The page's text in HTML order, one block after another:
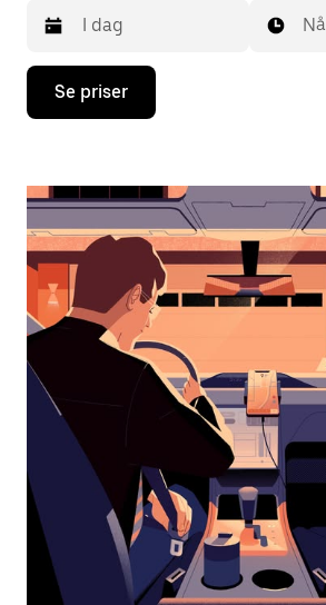
Trykk
piltast
åpne
og
velge
dato.
Trykk
på
Esc-
knappen
kalenderen.
Nå
Se priser